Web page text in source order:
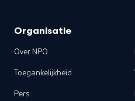
Organisatie
Over NPO
Toegankelijkheid
Pers